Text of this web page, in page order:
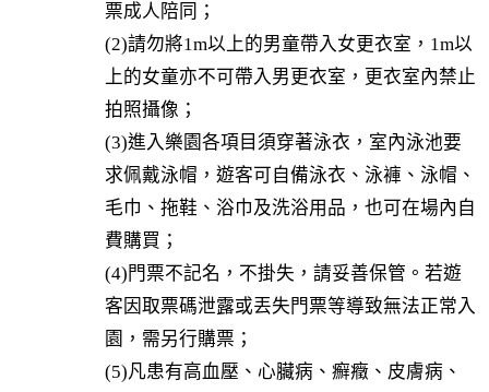
票成人陪同；
(2)請勿將1m以上的男童帶入女更衣室，1m以
上的女童亦不可帶入男更衣室，更衣室內禁止
拍照攝像；
(3)進入樂園各項目須穿著泳衣，室內泳池要
求佩戴泳帽，遊客可自備泳衣、泳褲、泳帽、
毛巾、拖鞋、浴巾及洗浴用品，也可在場內自
費購買；
(4)門票不記名，不掛失，請妥善保管。若遊
客因取票碼泄露或丟失門票等導致無法正常入
園，需另行購票；
(5)凡患有高血壓、心臟病、癬癥、皮膚病、